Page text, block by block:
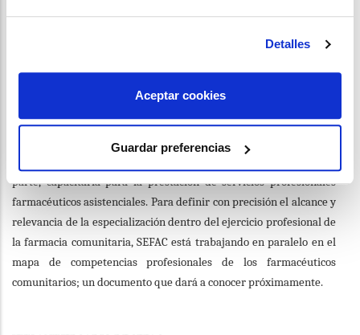
Detalles
Aceptar cookies
Guardar preferencias
Como han señalado los interlocutores de la Sociedad científica en
compute como mérito valorable a la hora de acceder a una
farmacia de nueva apertura o concurso de traslado, así como a la
hora de optar a una categoría laboral específica o un rango salarial
parte, capacitaría para la prestación de servicios profesionales
farmacéuticos asistenciales. Para definir con precisión el alcance y
relevancia de la especialización dentro del ejercicio profesional de
la farmacia comunitaria, SEFAC está trabajando en paralelo en el
mapa de competencias profesionales de los farmacéuticos
comunitarios; un documento que dará a conocer próximamente.